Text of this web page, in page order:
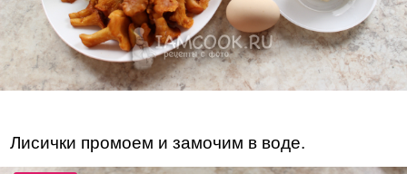
Лисички промоем и замочим в воде.